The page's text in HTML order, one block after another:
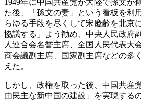
た後、「孫文の妻」という看板を利
らゆる手段を尽くして宋慶齢を北京
協議する」よう勧め、中央人民政府
人連合会名誉主席、全国人民代表大
商会議副主席、国家副主席などの多
えた。
しかし、政権を取った後、中国共産
由民主な新中国の建設」を実現する